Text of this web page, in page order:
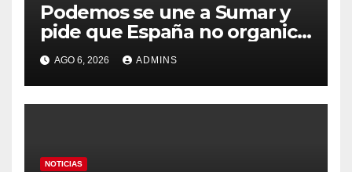
Podemos se une a Sumar y
pide que España no organice
el Mundial 2030 con
Marruecos por «atentar
contra la soberanía nacional»
AGO 6, 2026 ADMINS
NOTICIAS